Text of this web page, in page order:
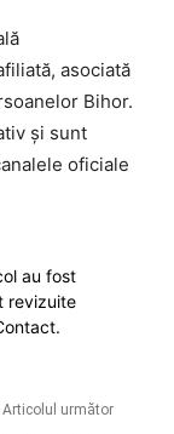
asociată
Bihor.
și sunt
oficiale
au fost
revizuite
Articolul următor